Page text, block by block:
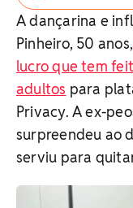
A dançarina e
Pinheiro, 50 anos,
lucro que tem
adultos para
Privacy. A ex-
surpreendeu ao
serviu para